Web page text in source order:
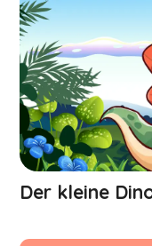
Der kleine